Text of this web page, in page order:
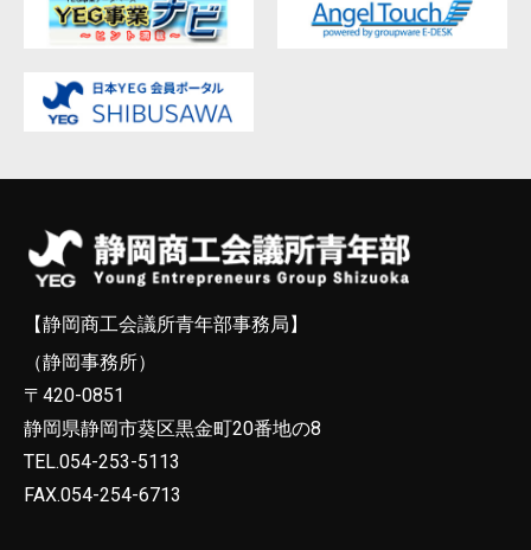
【静岡商工会議所青年部事務局】
（静岡事務所）
〒420-0851
静岡県静岡市葵区黒金町20番地の8
TEL.054-253-5113
FAX.054-254-6713